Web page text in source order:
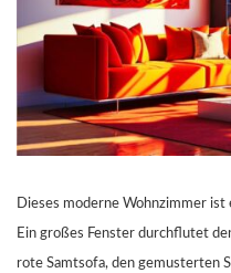
Dieses moderne Wohnzimmer ist
Ein großes Fenster durchflutet
rote Samtsofa, den gemusterten